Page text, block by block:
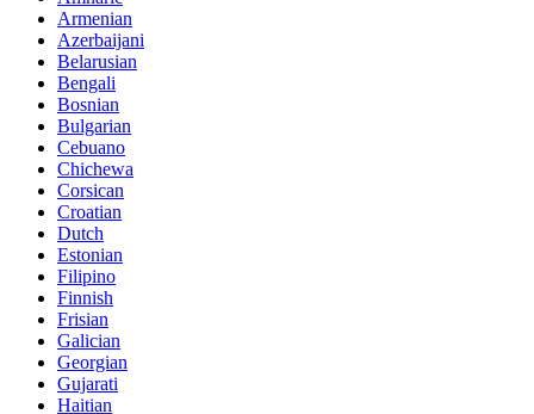
Armenian
Azerbaijani
Belarusian
Bengali
Bosnian
Bulgarian
Cebuano
Chichewa
Corsican
Croatian
Dutch
Estonian
Filipino
Finnish
Frisian
Galician
Georgian
Gujarati
Haitian